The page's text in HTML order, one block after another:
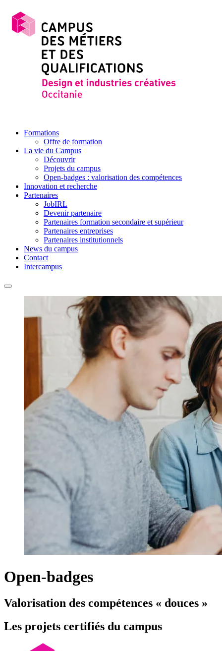
Formations
Offre de formation
La vie du Campus
Découvrir
Projets du campus
Open-badges : valorisation des compétences
Innovation et recherche
Partenaires
JobIRL
Devenir partenaire
Partenaires formation secondaire et supérieur
Partenaires entreprises
Partenaires institutionnels
News du campus
Contact
Intercampus
Open-badges
Valorisation des compétences « douces »
Les projets certifiés du campus